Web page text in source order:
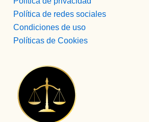
Política de redes sociales
Condiciones de uso
Políticas de Cookies